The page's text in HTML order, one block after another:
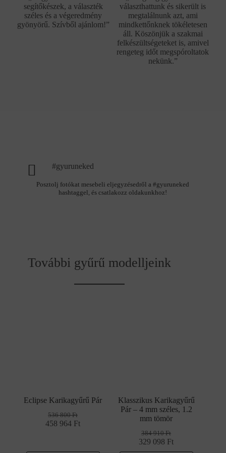
segítőkészek, a választék
széles és a végeredmény
gyönyörű. Szívből ajánlom!”
választhattunk és sikerült is
megtalálnunk azt, ami
mindkettőnknek tökéletesen
áll. Köszönjük a szakmai
felkészültségeteket is, amivel
rengeteg időt megspóroltatok
nekünk.”
#gyuruneked
Posztolj fotókat mesebeli eljegyzésedről a #gyuruneked
hashtaggel, és csatlakozz oldakunkhoz!
További gyűrű modelljeink
Eclipse Karikagyűrű Pár
536 800Ft
Original
536
458 964 Ft
Current
458
Klasszikus Karikagyűrű
Pár – 4 mm széles, 1.2
mm tömör
384 910Ft
Original
price
329 098 Ft
Current
price